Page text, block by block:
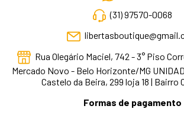
(31) 97570-0068
Rua Olegário Maciel, 742 - 3° Piso
Mercado Novo - Belo Horizonte/MG
Castelo da Beira, 299 loja 18 | Bairro
Formas de pagamento